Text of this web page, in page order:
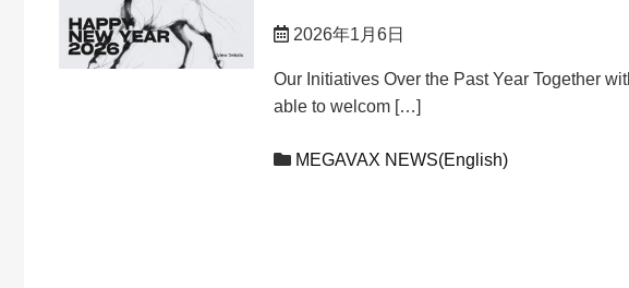
2026年1月6日
Our Initiatives Over the Past Year Together
able to welcom […]
MEGAVAX NEWS(English)